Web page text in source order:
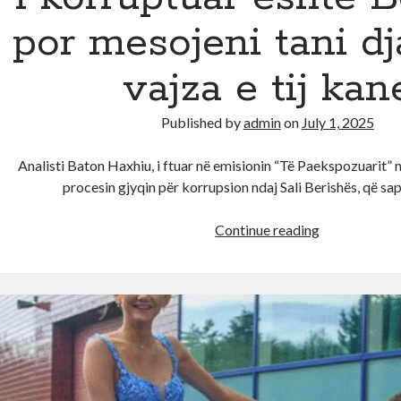
por mesojeni tani
vajza e tij
Published byadminon July 1, 2025
Analisti Baton Haxhiu, i ftuar në emisionin “Të Paekspozuarit”
procesin gjyqin për korrupsion ndaj Sali Berishës, që
Continue readingBaton
them
sa
i
korruptuar